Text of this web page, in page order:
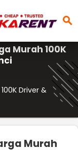
search
Murah 100K
Driver &
Murah